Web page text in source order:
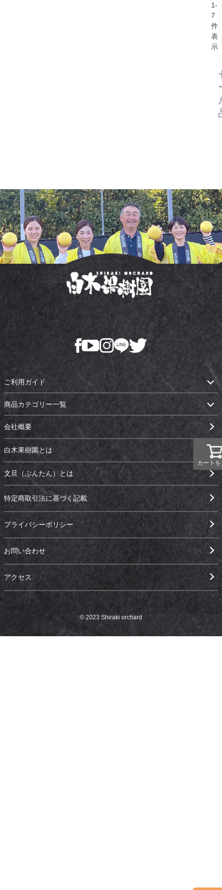
1-
7
件
表
示
カート
ご利用ガイド
商品カテゴリー一覧
会社概要
白木果樹園とは
文旦（ぶんたん）とは
特定商取引法に基づく記載
プライバシーポリシー
お問い合わせ
アクセス
© 2023 Shiraki orchard